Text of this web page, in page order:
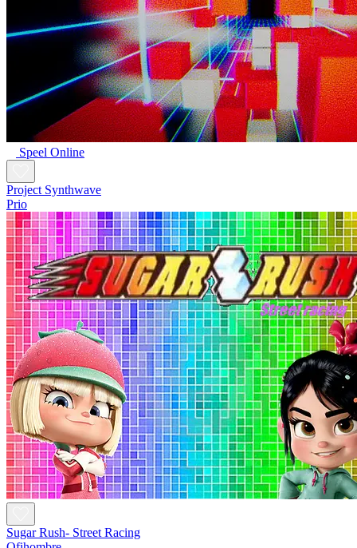
Speel Online
Project Synthwave
Prio
Sugar Rush- Street Racing